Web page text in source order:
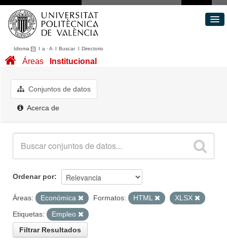
Idioma I a ·A I BuscarI Directorio
Conjuntos de datos
Acerca de
Áreas Institucional
Conjuntos de datos
Acerca de
Ordenar por
Áreas: Económica Formatos: HTML
XLSX
Etiquetas:
Empleo
Filtrar Resultados